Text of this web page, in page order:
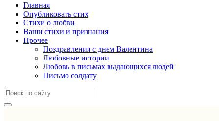
Главная
Опубликовать стих
Стихи о любви
Ваши стихи и признания
Прочее
Поздравления с днем Валентина
Любовные истории
Любовь в письмах выдающихся людей
Письмо солдату